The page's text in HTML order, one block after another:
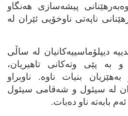
پیشه‌سازی هه‌نگاو
ناپه‌تی ناوخۆیی ئێران له‌
دیپلۆماسییه‌کانیان له‌ ساڵی
و به‌ پێی وته‌کانی تاهیریان،
بنیات ناوه‌. ناوبراو
له‌ سیئول و شه‌قامی سیئول
بابه‌ته‌ ناو ده‌بات.